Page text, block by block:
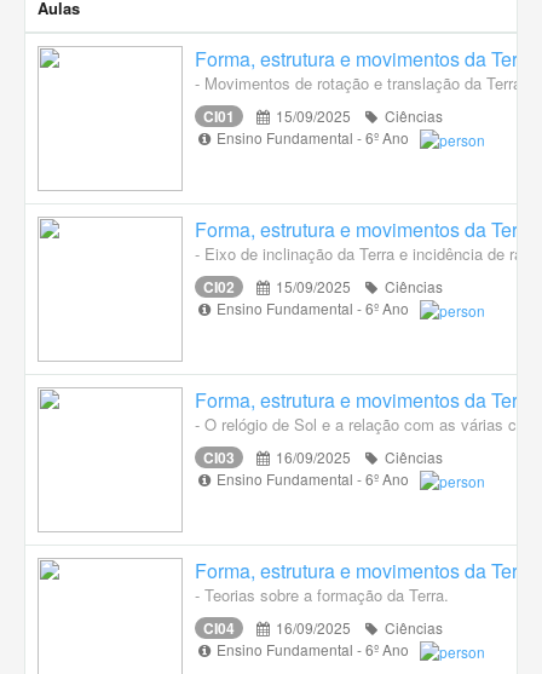
Aulas
Forma, estrutura e movimentos da Terra
- Movimentos de rotação e translação da Terra.
CI01 15/09/2025
Ciências
Ensino Fundamental - 6º Ano
Forma, estrutura e movimentos da Terra
- Eixo de inclinação da Terra e incidência de
CI02 15/09/2025
Ciências
Ensino Fundamental - 6º Ano
Forma, estrutura e movimentos da Terra
- O relógio de Sol e a relação com as várias
CI03 16/09/2025
Ciências
Ensino Fundamental - 6º Ano
Forma, estrutura e movimentos da Terra
- Teorias sobre a formação da Terra.
CI04 16/09/2025
Ciências
Ensino Fundamental - 6º Ano